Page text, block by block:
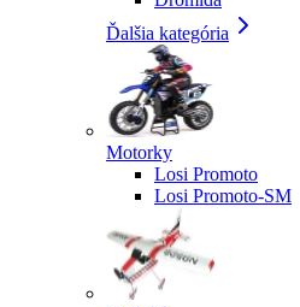
Ďalšia kategória
Motorky
Losi Promoto
Losi Promoto-SM